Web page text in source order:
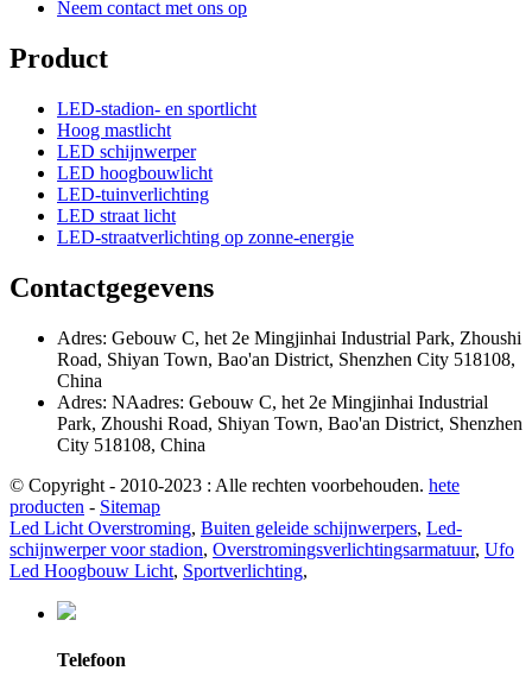
Neem contact met ons op
Product
LED-stadion- en sportlicht
Hoog mastlicht
LED schijnwerper
LED hoogbouwlicht
LED-tuinverlichting
LED straat licht
LED-straatverlichting op zonne-energie
Contactgegevens
Adres: Gebouw C, het 2e Mingjinhai Industrial Park, Zhoushi
Road, Shiyan Town, Bao'an District, Shenzhen City 518108,
China
Adres: NAadres: Gebouw C, het 2e Mingjinhai Industrial
Park, Zhoushi Road, Shiyan Town, Bao'an District, Shenzhen
City 518108, China
© Copyright - 2010-2023 : Alle rechten voorbehouden. hete
producten - Sitemap
Led Licht Overstroming, Buiten geleide schijnwerpers, Led-
schijnwerper voor stadion, Overstromingsverlichtingsarmatuur, Ufo
Led Hoogbouw Licht, Sportverlichting,
Telefoon